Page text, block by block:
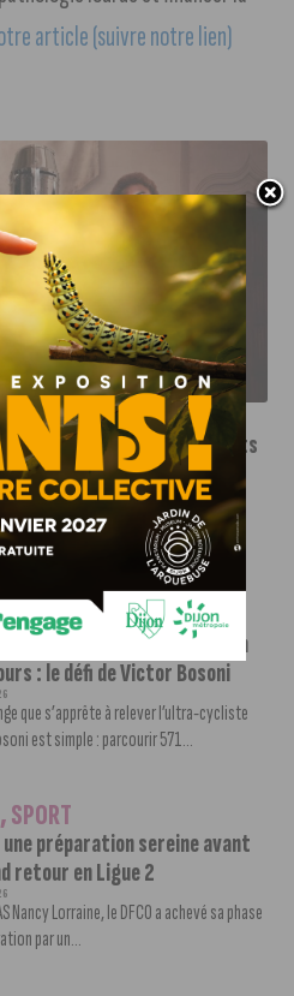
article (suivre notre lien)
MAILLOTS POUR LA
, SPORT
dévoile ses nouveaux maillots
saison 2026-2027
a présenté ses nouveaux maillots
en Ligue 2....
,SPORT
tour de la Côte-d’Or à vélo en
: le défi de Victor Bosoni
que s’apprête à relever l’ultra-cycliste
est simple : parcourir 571...
,SPORT
une préparation sereine avant
retour en Ligue 2
Nancy Lorraine, le DFCO a achevé sa phase
par un...